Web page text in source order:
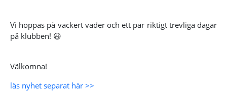
Vi hoppas på vackert väder och ett par riktigt trevliga dagar
på klubben! 😃
Välkomna!
läs nyhet separat här >>